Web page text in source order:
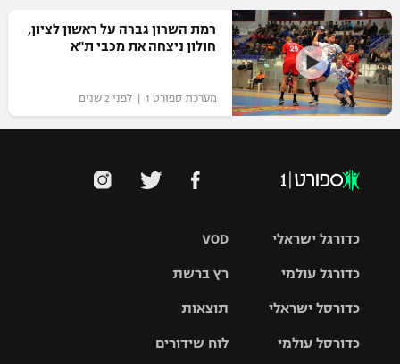
רמת השרון גברה על ראשון לציון,
חולון ניצחה את מכבי ת"א
מערכת ספורט 1 | לפני 2 שנים
VOD
רץ ברשת
תוצאות
לוח שידורים
כדורגל ישראלי
כדורגל עולמי
האלופות
כדורסל ישראלי
כדורסל עולמי